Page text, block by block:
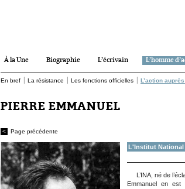
À la Une Biographie L’écrivain L’homme
En bref La résistance Les fonctions officielles L’action
PIERRE EMMANUEL
< Page précédente
L'Institut National
L’INA, né de
Emmanuel en